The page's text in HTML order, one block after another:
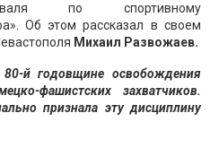
по спортивному
Об этом рассказал в своем
Михаил Развожаев.
й годовщине освобождения
фашистских захватчиков.
признала эту дисциплину